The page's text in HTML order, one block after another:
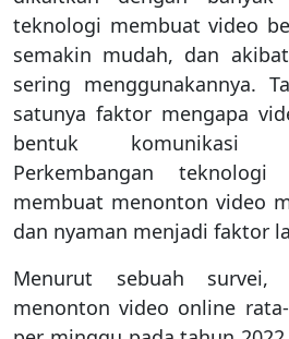
teknologi membuat video
semakin mudah, dan
sering menggunakannya.
satunya faktor mengapa
bentuk komunikasi
Perkembangan
membuat menonton video
dan nyaman menjadi faktor
Menurut sebuah survei,
menonton video online